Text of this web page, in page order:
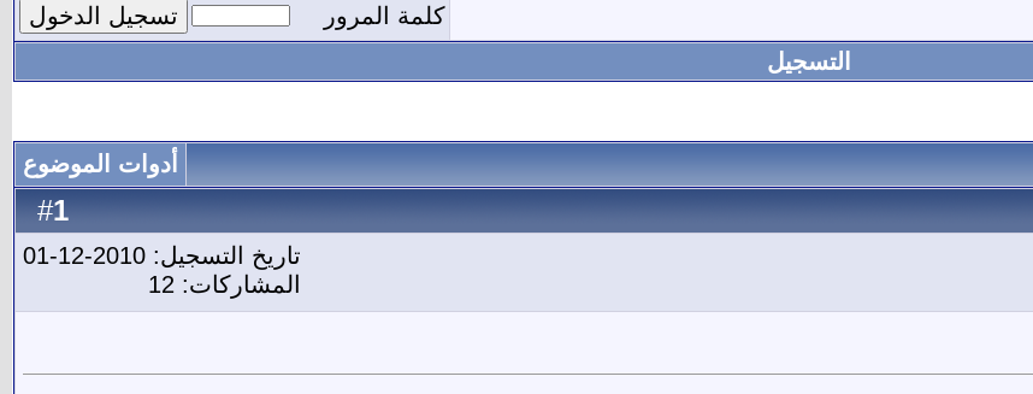
كلمة المرور
التسجيل
أدوات الموضوع
#
1
تاريخ التسجيل: 2010-12-01
المشاركات: 12